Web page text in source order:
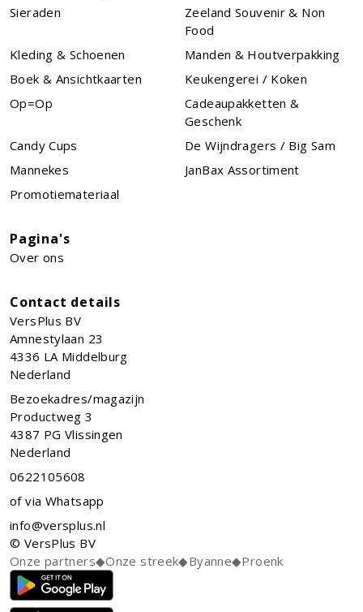
Sieraden
Zeeland Souvenir & Non
Food
Kleding & Schoenen
Manden & Houtverpakking
Boek & Ansichtkaarten
Keukengerei / Koken
Op=Op
Cadeaupakketten &
Geschenk
Candy Cups
De Wijndragers / Big Sam
Mannekes
JanBax Assortiment
Promotiemateriaal
Pagina's
Over ons
Contact details
VersPlus BV
Amnestylaan 23
4336 LA Middelburg
Nederland
Bezoekadres/magazijn
Productweg 3
4387 PG Vlissingen
Nederland
0622105608
of via Whatsapp
info@versplus.nl
© VersPlus BV
Onze partners◆Onze streek◆Byanne◆Proenk